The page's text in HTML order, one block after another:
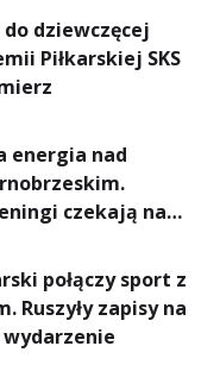
do dziewczęcej
Piłkarskiej SKS
energia nad
czekają na
połączy sport z
Ruszyły zapisy na